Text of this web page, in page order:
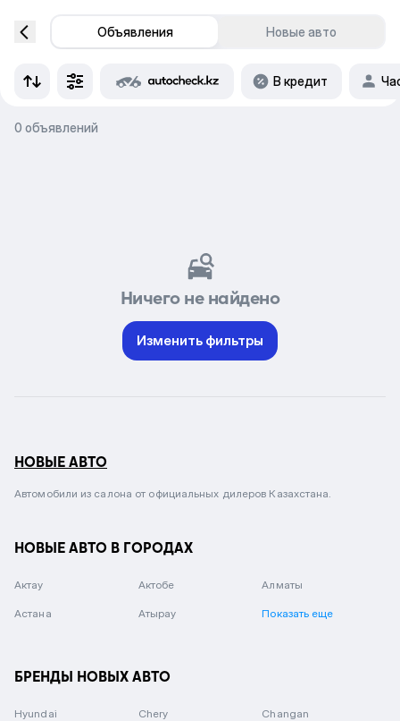
Объявления Новые авто
В кредит
0 объявлений
Ничего не найдено
Изменить фильтры
НОВЫЕ АВТО
Автомобили из салона от официальных дилеров Казахстана.
НОВЫЕ АВТО В ГОРОДАХ
Актау Актобе Алматы
Астана Атырау Показать еще
БРЕНДЫ НОВЫХ АВТО
Hyundai Chery Changan